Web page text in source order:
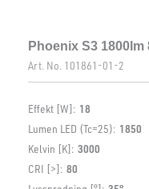
Phoenix S3 1800lm
Art. No. 101861-01-2
Effekt [W]: 18
Lumen LED (Tc=25): 1850
Kelvin [K]: 3000
CRI [>]: 80